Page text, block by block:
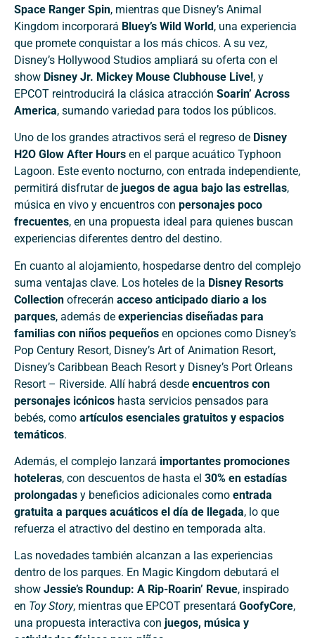
Space Ranger Spin, mientras que Disney’s Animal
Kingdom incorporará Bluey’s Wild World, una experiencia
que promete conquistar a los más chicos. A su vez,
Disney’s Hollywood Studios ampliará su oferta con el
show Disney Jr. Mickey Mouse Clubhouse Live!, y
EPCOT reintroducirá la clásica atracción Soarin’ Across
America, sumando variedad para todos los públicos.
Uno de los grandes atractivos será el regreso de Disney
H2O Glow After Hours en el parque acuático Typhoon
Lagoon. Este evento nocturno, con entrada independiente,
permitirá disfrutar de juegos de agua bajo las estrellas,
música en vivo y encuentros con personajes poco
frecuentes, en una propuesta ideal para quienes buscan
experiencias diferentes dentro del destino.
En cuanto al alojamiento, hospedarse dentro del complejo
suma ventajas clave. Los hoteles de la Disney Resorts
Collection ofrecerán acceso anticipado diario a los
parques, además de experiencias diseñadas para
familias con niños pequeños en opciones como Disney’s
Pop Century Resort, Disney’s Art of Animation Resort,
Disney’s Caribbean Beach Resort y Disney’s Port Orleans
Resort – Riverside. Allí habrá desde encuentros con
personajes icónicos hasta servicios pensados para
bebés, como artículos esenciales gratuitos y espacios
temáticos.
Además, el complejo lanzará importantes promociones
hoteleras, con descuentos de hasta el 30% en estadías
prolongadas y beneficios adicionales como entrada
gratuita a parques acuáticos el día de llegada, lo que
refuerza el atractivo del destino en temporada alta.
Las novedades también alcanzan a las experiencias
dentro de los parques. En Magic Kingdom debutará el
show Jessie’s Roundup: A Rip-Roarin’ Revue, inspirado
en Toy Story, mientras que EPCOT presentará GoofyCore,
una propuesta interactiva con juegos, música y